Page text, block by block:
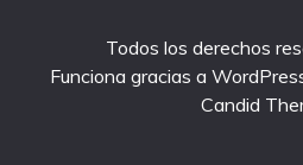
Todos los derechos
Funciona gracias a
Candid